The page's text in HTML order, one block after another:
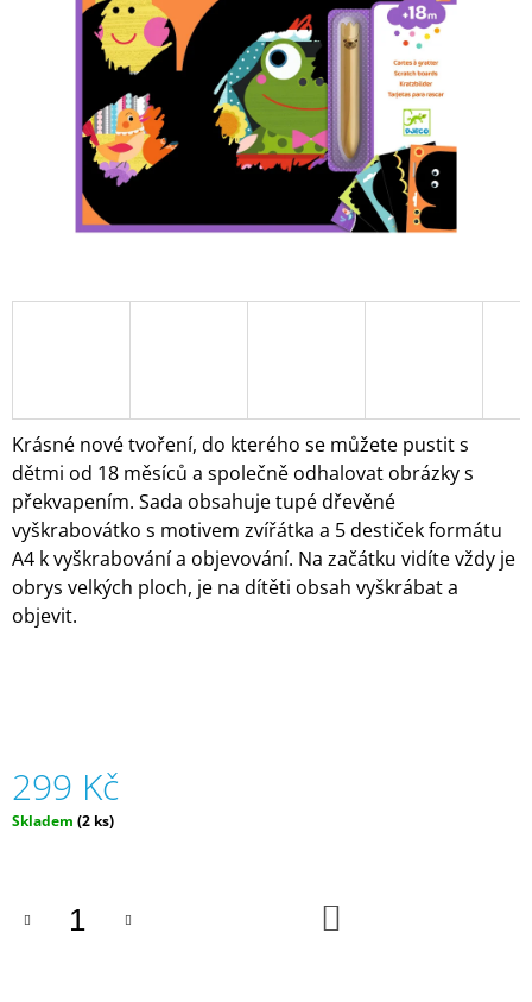
Krásné nové tvoření, do kterého se můžete pustit s
dětmi od 18 měsíců a společně odhalovat obrázky s
překvapením. Sada obsahuje tupé dřevěné
vyškrabovátko s motivem zvířátka a 5 destiček formátu
A4 k vyškrabování a objevování. Na začátku vidíte vždy je
obrys velkých ploch, je na dítěti obsah vyškrábat a
objevit.
299 Kč
Měrná
Skladem (2 ks)
P
O
R
U
Č
U
J
E
M
E
|
ZIPSTRING
610